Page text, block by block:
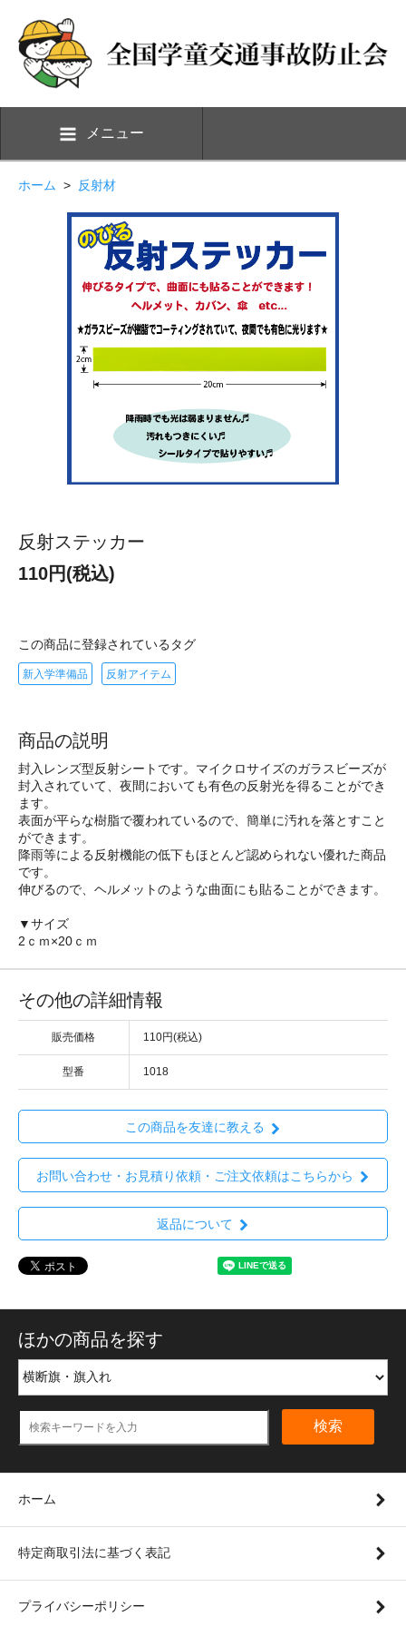
メニュー
ホーム > 反射材
反射ステッカー
110円(税込)
この商品に登録されているタグ
新入学準備品 反射アイテム
商品の説明
封入レンズ型反射シートです。マイクロサイズのガラスビーズが
封入されていて、夜間においても有色の反射光を得ることができ
ます。
表面が平らな樹脂で覆われているので、簡単に汚れを落とすこと
ができます。
降雨等による反射機能の低下もほとんど認められない優れた商品
です。
伸びるので、ヘルメットのような曲面にも貼ることができます。
▼サイズ
2ｃｍ×20ｃｍ
その他の詳細情報
販売価格 110円(税込)
型番 1018
この商品を友達に教える
お問い合わせ・お見積り依頼・ご注文依頼はこちらから
返品について
ほかの商品を探す
検索
ホーム
特定商取引法に基づく表記
プライバシーポリシー